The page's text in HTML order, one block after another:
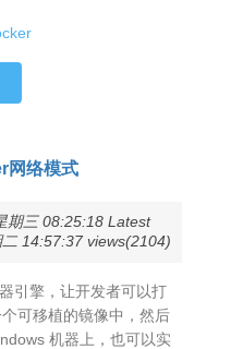
网络模式
期三 08:25:18 Latest
14:57:37 views(2104)
引擎，让开发者可以打
可移植的镜像中，然后
机器上，也可以实